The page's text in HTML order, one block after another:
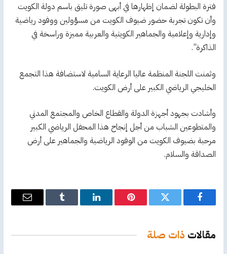
فترة البطولة لضمان إظهارها في أبهى صورة تليق باسم دولة الكويت
وأن تكون تجربة حضور ضيوف الكويت من مسؤولين ووفود رياضية
وإدارية وإعلامية والجماهير الكويتية والعربية مميزة وراسخة في
الذاكرة”.
وثمنت اللجنة المنظمة عاليا الرعاية السامية لاستضافة هذا التجمع
الخليجي الرياضي الكبير على أرض الكويت.
وأشادت بجهود أجهزة الدولة والقطاع الخاص والمجتمع المدني
والمتطوعين الشباب من أجل إنجاح هذا المحفل الرياضي الكبير
مرحبة بضيوف الكويت من الوفود الرياضية والجماهير على أرض
الصداقة والسلام.
فيسبوك تويتر بينتيريستلينكدإن Tumblr
البريد
مقالات ذات صلة